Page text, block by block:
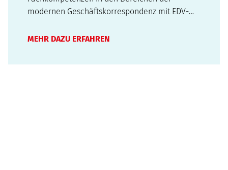
modernen Geschäftskorrespondenz mit EDV-
zwei Modulen (je nach Kenntnisstand) erwerben
die geschäftsorientierten…
MEHR DAZU ERFAHREN